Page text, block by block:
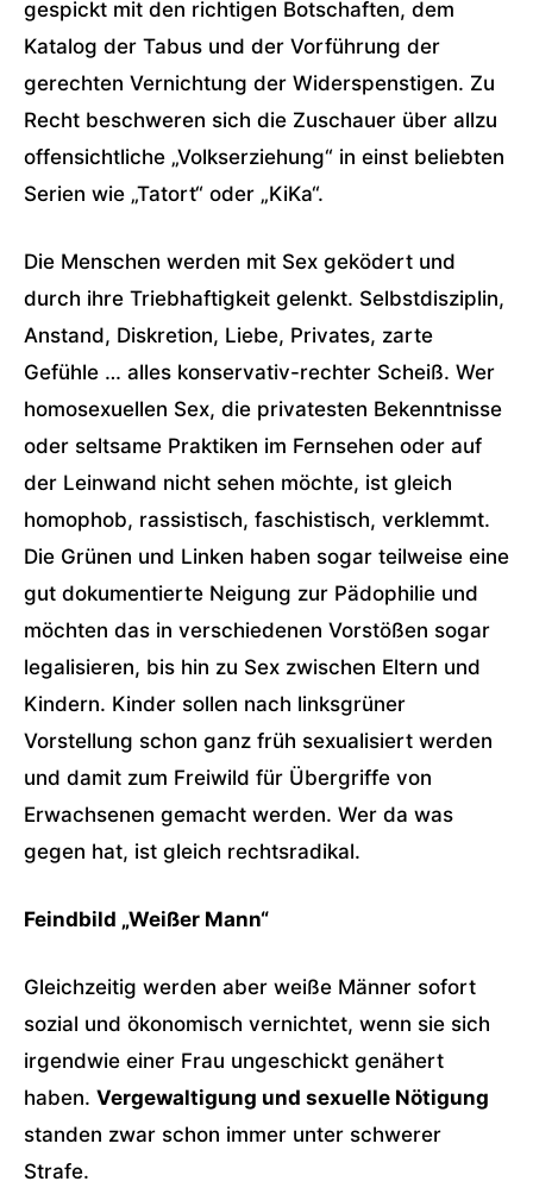
gespickt mit den richtigen Botschaften, dem
Katalog der Tabus und der Vorführung der
gerechten Vernichtung der Widerspenstigen. Zu
Recht beschweren sich die Zuschauer über allzu
offensichtliche „Volkserziehung“ in einst beliebten
Serien wie „Tatort“ oder „KiKa“.
Die Menschen werden mit Sex geködert und
durch ihre Triebhaftigkeit gelenkt. Selbstdisziplin,
Anstand, Diskretion, Liebe, Privates, zarte
Gefühle … alles konservativ-rechter Scheiß. Wer
homosexuellen Sex, die privatesten Bekenntnisse
oder seltsame Praktiken im Fernsehen oder auf
der Leinwand nicht sehen möchte, ist gleich
homophob, rassistisch, faschistisch, verklemmt.
Die Grünen und Linken haben sogar teilweise eine
gut dokumentierte Neigung zur Pädophilie und
möchten das in verschiedenen Vorstößen sogar
legalisieren, bis hin zu Sex zwischen Eltern und
Kindern. Kinder sollen nach linksgrüner
Vorstellung schon ganz früh sexualisiert werden
und damit zum Freiwild für Übergriffe von
Erwachsenen gemacht werden. Wer da was
gegen hat, ist gleich rechtsradikal.
Feindbild „Weißer Mann“
Gleichzeitig werden aber weiße Männer sofort
sozial und ökonomisch vernichtet, wenn sie sich
irgendwie einer Frau ungeschickt genähert
haben. Vergewaltigung und sexuelle Nötigung
standen zwar schon immer unter schwerer
Strafe.